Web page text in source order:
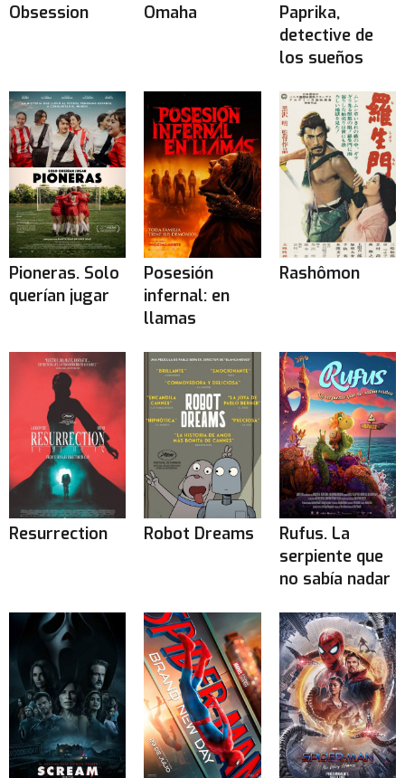
Obsession Omaha
Paprika,
detective de
los sueños
Pioneras. Solo
querían jugar
Posesión
infernal: en
llamas
Rashômon
Resurrection Robot Dreams
Rufus. La
serpiente que
no sabía nadar